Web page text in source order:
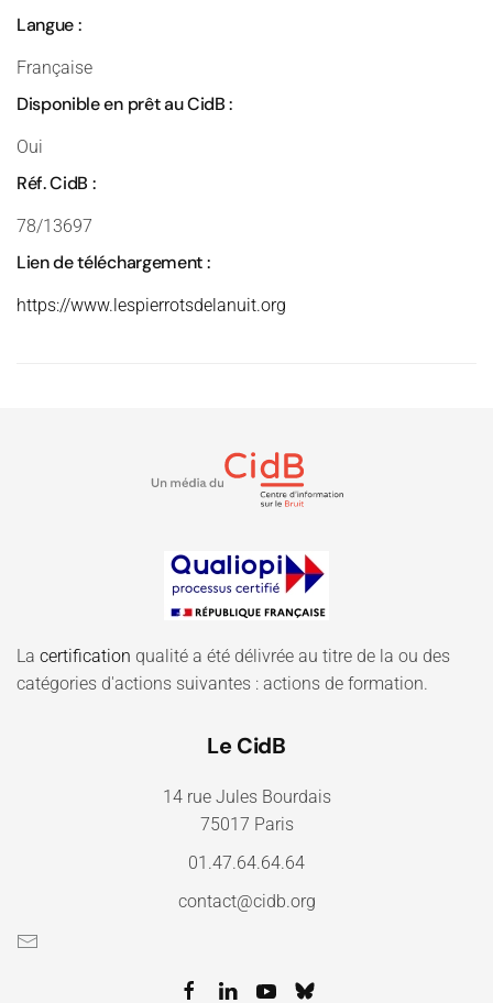
Langue :
Française
Disponible en prêt au CidB :
Oui
Réf. CidB :
78/13697
Lien de téléchargement :
https://www.lespierrotsdelanuit.org
La certification qualité a été délivrée au titre de la ou des
catégories d'actions suivantes : actions de formation.
Le CidB
14 rue Jules Bourdais
75017 Paris
01.47.64.64.64
contact@cidb.org